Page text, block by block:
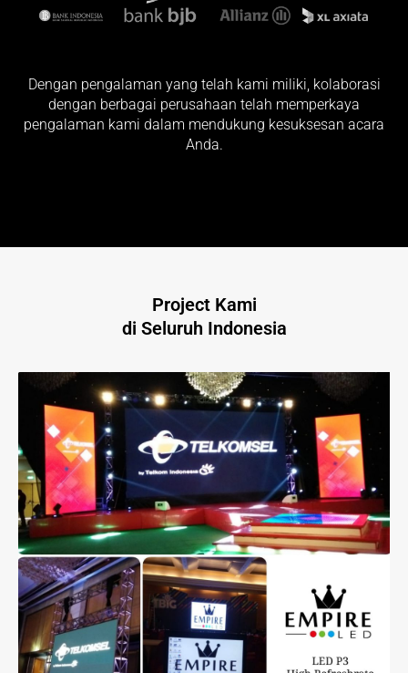
Dengan pengalaman yang telah kami miliki, kolaborasi
dengan berbagai perusahaan telah memperkaya
pengalaman kami dalam mendukung kesuksesan acara
Anda.
Project Kami
di Seluruh Indonesia